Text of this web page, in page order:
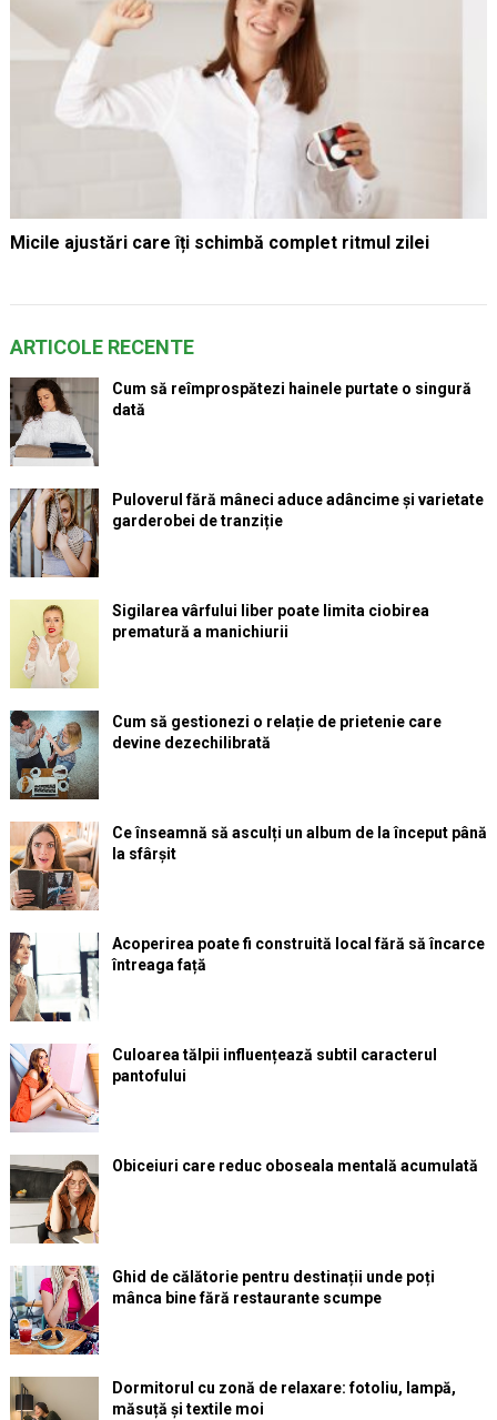
Micile ajustări care îți schimbă complet ritmul zilei
ARTICOLE RECENTE
Cum să reîmprospătezi hainele purtate o singură
dată
Puloverul fără mâneci aduce adâncime și varietate
garderobei de tranziție
Sigilarea vârfului liber poate limita ciobirea
prematură a manichiurii
Cum să gestionezi o relație de prietenie care
devine dezechilibrată
Ce înseamnă să asculți un album de la început până
la sfârșit
Acoperirea poate fi construită local fără să încarce
întreaga față
Culoarea tălpii influențează subtil caracterul
pantofului
Obiceiuri care reduc oboseala mentală acumulată
Ghid de călătorie pentru destinații unde poți
mânca bine fără restaurante scumpe
Dormitorul cu zonă de relaxare: fotoliu, lampă,
măsuță și textile moi